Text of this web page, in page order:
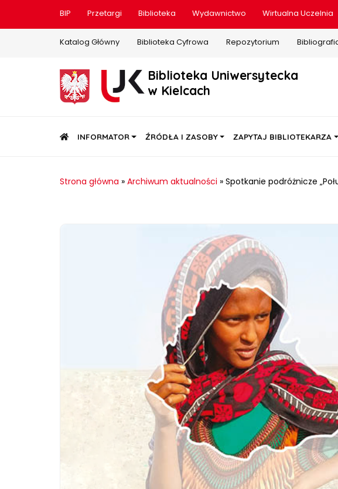
BIP Przetargi Biblioteka Wydawnictwo Wirtualna Uczelnia
Katalog Główny Biblioteka Cyfrowa Repozytorium
Biblioteka Uniwersytecka
w Kielcach
STRONA GŁÓWNA
INFORMATOR ŹRÓDŁA I ZASOBY ZAPYTAJ BIBLIOTEKARZA
Strona główna » Archiwum aktualności » Spotkanie podróżnicze